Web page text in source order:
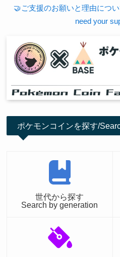
🤝ご支援のお願いと理由につ
need your
ポケモンコインを探す/
世代から探す
Search by generation